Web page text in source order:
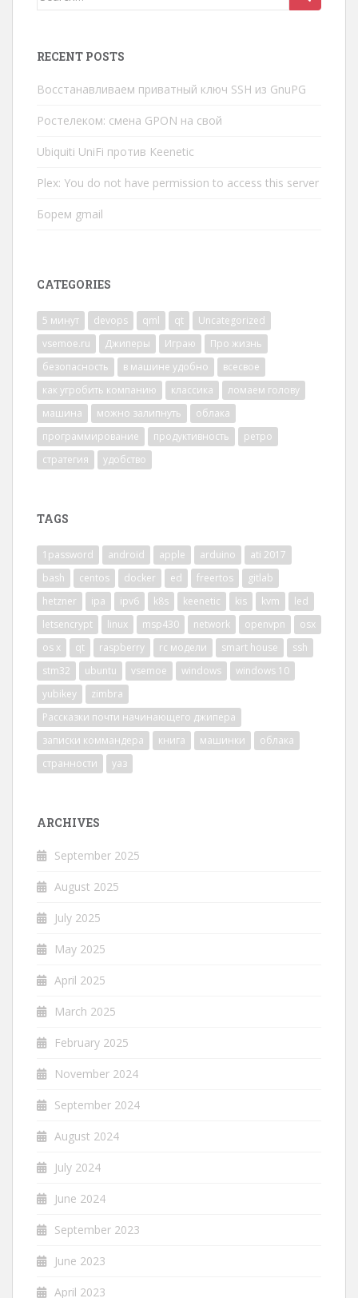
RECENT POSTS
Восстанавливаем приватный ключ SSH из GnuPG
Ростелеком: смена GPON на свой
Ubiquiti UniFi против Keenetic
Plex: You do not have permission to access this server
Борем gmail
CATEGORIES
5 минут devops qml qt
Uncategorized
vsemoe.ru
Джиперы Играю
Про жизнь
безопасность
в машине удобно
всесвое
как угробить компанию
классика
ломаем голову
машина
можно залипнуть
облака
программирование
продуктивность
ретро
стратегия
удобство
TAGS
1password android apple arduino
ati 2017
bash
centos docker ed freertos
gitlab
hetzner
ipa ipv6 k8s keenetic kis kvm
led
letsencrypt
linux msp430 network openvpn
osx
os x
qt raspberry rc модели smart house
ssh
stm32
ubuntu vsemoe windows
windows 10
yubikey
zimbra
Рассказки почти начинающего джипера
записки коммандера
книга машинки
облака
странности
уаз
ARCHIVES
September 2025
August 2025
July 2025
May 2025
April 2025
March 2025
February 2025
November 2024
September 2024
August 2024
July 2024
June 2024
September 2023
June 2023
April 2023